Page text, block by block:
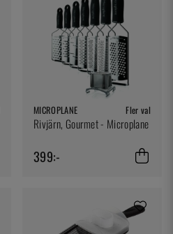
MICROPLANE Fler val
Rivjärn, Gourmet - Microplane
399:-